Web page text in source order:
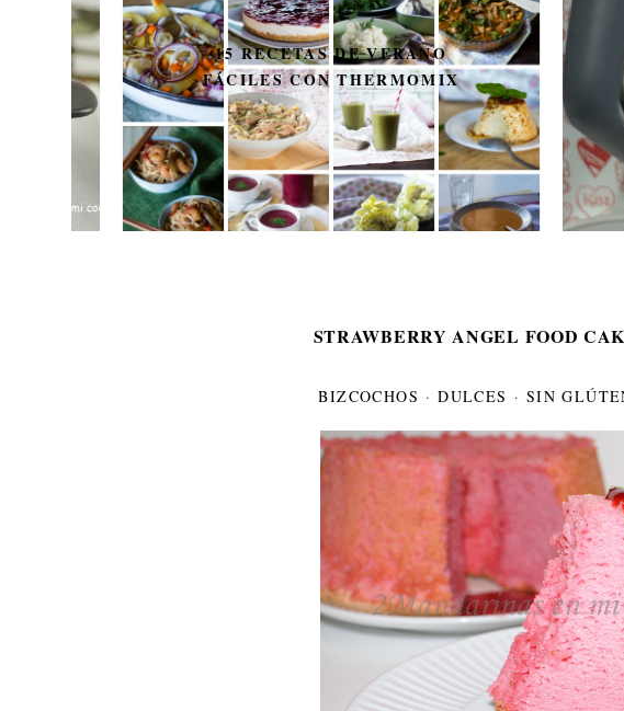
15 RECETAS DE VERANO
FÁCILES CON THERMOMIX
STRAWBERRY ANGEL FOOD
BIZCOCHOS ·DULCES · SIN